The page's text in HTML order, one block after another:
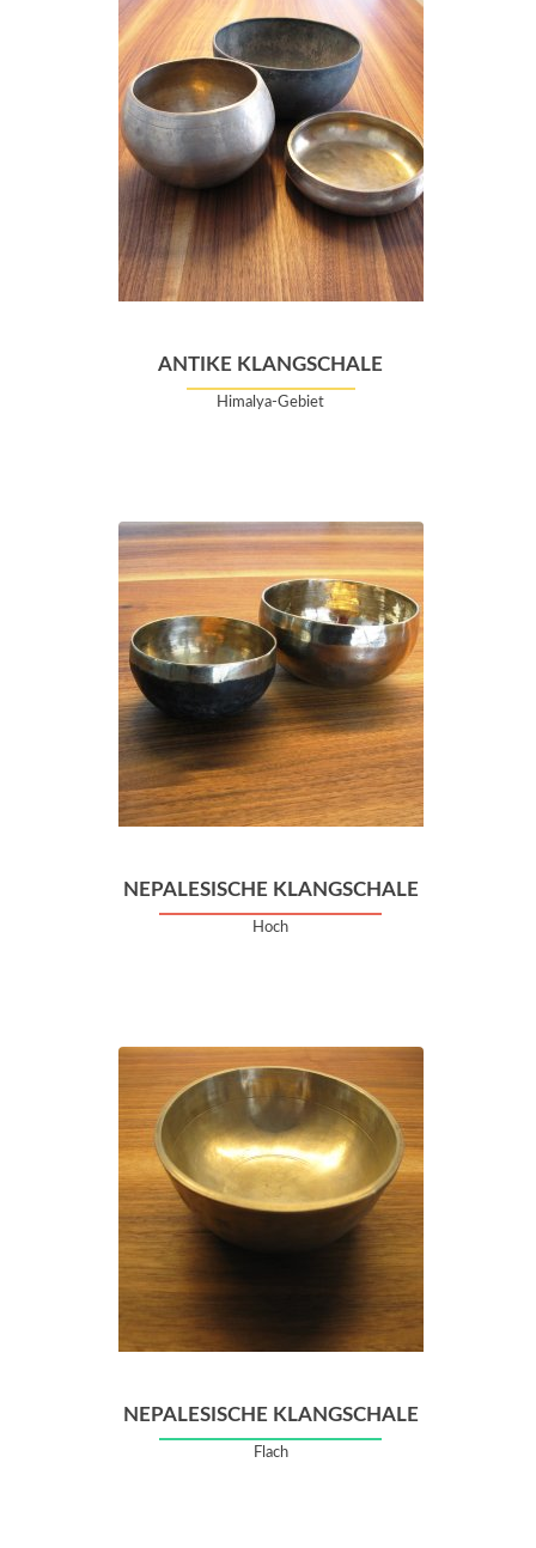
ANTIKE KLANGSCHALE
Himalya-Gebiet
NEPALESISCHE KLANGSCHALE
Hoch
NEPALESISCHE KLANGSCHALE
Flach